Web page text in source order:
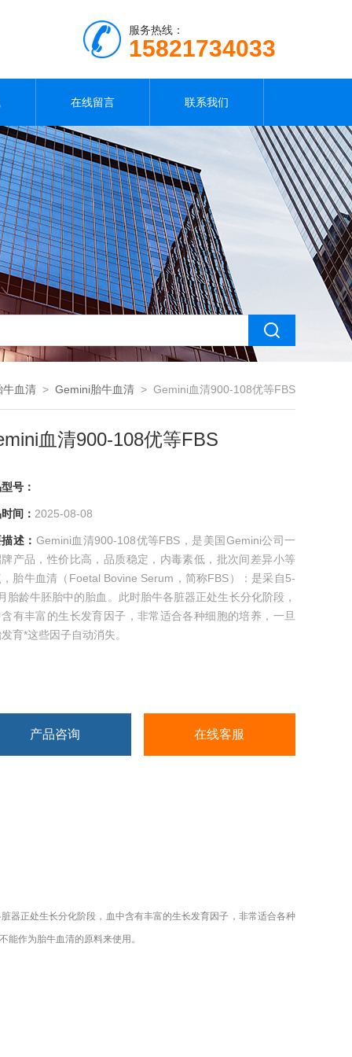
服务热线：
15821734033
在线留言 联系我们
牛血清 > Gemini胎牛血清 > Gemini血清900-108优等FBS
血清900-108优等FBS
号：
间： 2025-08-08
述： Gemini血清900-108优等FBS，是美国Gemini公司一
产品，性价比高，品质稳定，内毒素低，批次间差异小等
胎牛血清（Foetal Bovine Serum，简称FBS）：是采自5-
胎龄牛胚胎中的胎血。此时胎牛各脏器正处生长分化阶段，
含有丰富的生长发育因子，非常适合各种细胞的培养，一旦
育*这些因子自动消失。
产品咨询 在线客服
器正处生长分化阶段，血中含有丰富的生长发育因子，非常适合各种
作为胎牛血清的原料来使用。